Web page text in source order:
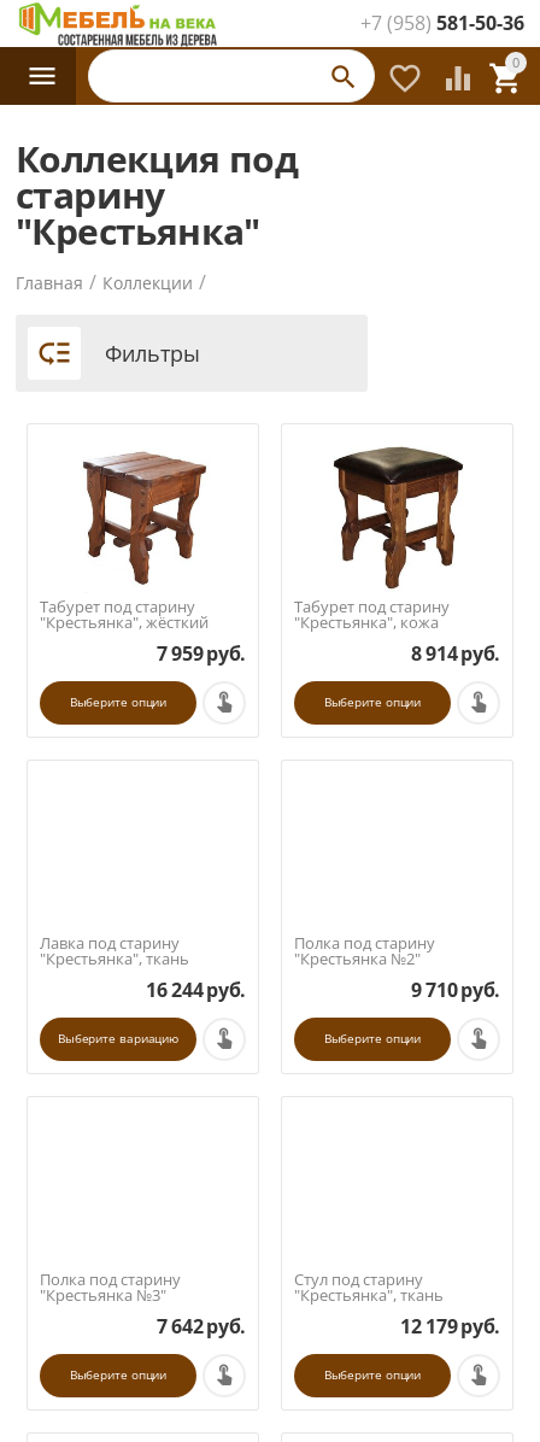
+7 (958) 581-50-36
0

 

Каталог
товаров
Коллекция под
старину
"Крестьянка"
Главная / Коллекции /
 Фильтры
Табурет под старину
"Крестьянка", жёсткий
7 959руб.
Выберите опции
Табурет под старину
"Крестьянка", кожа
8 914руб.
Выберите опции
Лавка под старину
"Крестьянка", ткань
16 244руб.
Выберите вариацию
Полка под старину
"Крестьянка №2"
9 710руб.
Выберите опции
Полка под старину
"Крестьянка №3"
7 642руб.
Выберите опции
Стул под старину
"Крестьянка", ткань
12 179руб.
Выберите опции